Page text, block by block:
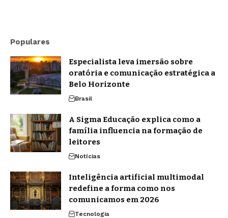
Populares
Especialista leva imersão sobre
oratória e comunicação estratégica a
Belo Horizonte
Brasil
A Sigma Educação explica como a
família influencia na formação de
leitores
Notícias
Inteligência artificial multimodal
redefine a forma como nos
comunicamos em 2026
Tecnologia